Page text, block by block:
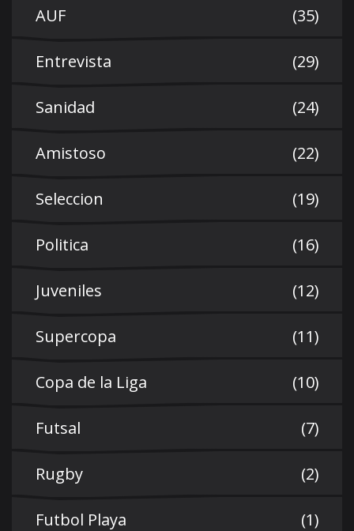
AUF (35)
Entrevista (29)
Sanidad (24)
Amistoso (22)
Seleccion (19)
Politica (16)
Juveniles (12)
Supercopa (11)
Copa de la Liga (10)
Futsal (7)
Rugby (2)
Futbol Playa (1)